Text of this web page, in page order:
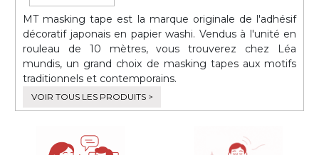
MT masking tape est la marque originale de l'adhésif
décoratif japonais en papier washi. Vendus à l'unité en
rouleau de 10 mètres, vous trouverez chez Léa
mundis, un grand choix de masking tapes aux motifs
traditionnels et contemporains.
VOIR TOUS LES PRODUITS >